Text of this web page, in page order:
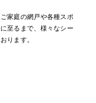
家庭の網戸や各種スポ
至るまで、様々なシー
ります。